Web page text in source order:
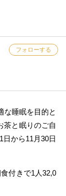
フォローする
な睡眠を目的と
茶と眠りのご自
から11月30日
付きで1人32,0